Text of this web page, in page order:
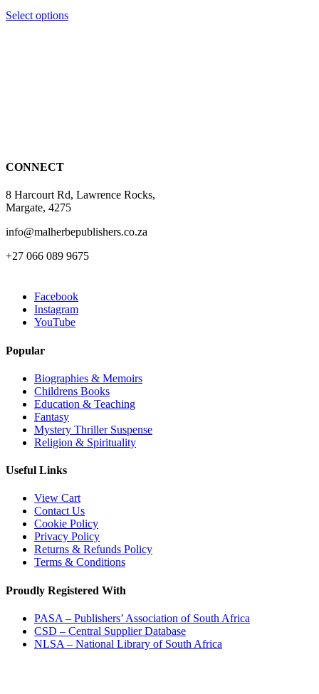
Select optionsThis
CONNECT
8 Harcourt Rd, Lawrence Rocks,
Margate, 4275
info@malherbepublishers.co.za
+27 066 089 9675
Facebook
Instagram
YouTube
Popular
Biographies & Memoirs
Childrens Books
Education & Teaching
Fantasy
Mystery Thriller Suspense
Religion & Spirituality
Useful Links
View Cart
Contact Us
Cookie Policy
Privacy Policy
Returns & Refunds Policy
Terms & Conditions
Proudly Registered With
PASA – Publishers’ Association of South Africa
CSD – Central Supplier Database
NLSA – National Library of South Africa